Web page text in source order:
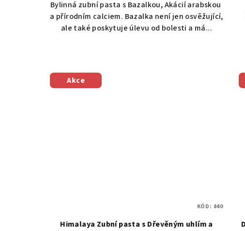
Bylinná zubní pasta s Bazalkou, Akácií arabskou
a přírodním calciem. Bazalka není jen osvěžující,
ale také poskytuje úlevu od bolesti a má...
Akce
Himalaya Zubní pasta s Dřevěným uhlím a
KÓD: 840